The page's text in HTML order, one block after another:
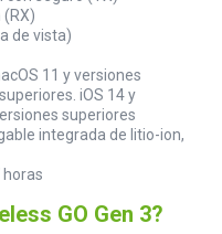
de vista)
11 y versiones
iOS 14 y
superiores
integrada de litio-ion,
GO Gen 3?